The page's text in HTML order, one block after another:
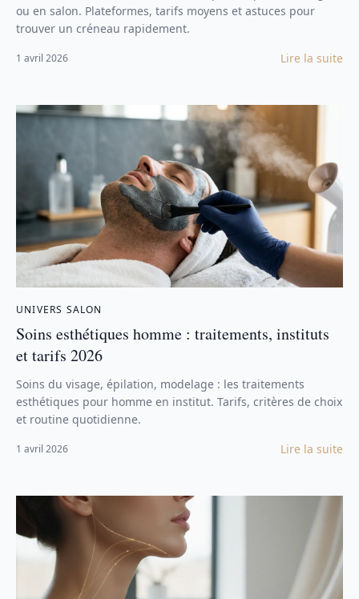
ou en salon. Plateformes, tarifs moyens et astuces pour
trouver un créneau rapidement.
1 avril 2026 Lire la suite
UNIVERS SALON
Soins esthétiques homme : traitements, instituts
et tarifs 2026
Soins du visage, épilation, modelage : les traitements
esthétiques pour homme en institut. Tarifs, critères de choix
et routine quotidienne.
1 avril 2026 Lire la suite